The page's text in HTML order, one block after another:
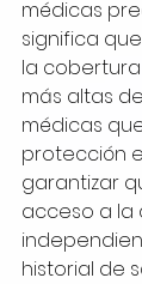
médicas
significa
la
más altas
médicas
protección
garantizar
acceso a la
historial de